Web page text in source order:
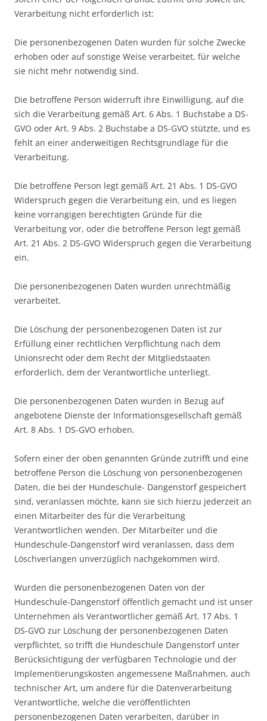
Verarbeitung nicht erforderlich ist:
Die personenbezogenen Daten wurden für solche Zwecke
erhoben oder auf sonstige Weise verarbeitet, für welche
sie nicht mehr notwendig sind.
Die betroffene Person widerruft ihre Einwilligung, auf die
sich die Verarbeitung gemäß Art. 6 Abs. 1 Buchstabe a DS-
GVO oder Art. 9 Abs. 2 Buchstabe a DS-GVO stützte, und es
fehlt an einer anderweitigen Rechtsgrundlage für die
Verarbeitung.
Die betroffene Person legt gemäß Art. 21 Abs. 1 DS-GVO
Widerspruch gegen die Verarbeitung ein, und es liegen
keine vorrangigen berechtigten Gründe für die
Verarbeitung vor, oder die betroffene Person legt gemäß
Art. 21 Abs. 2 DS-GVO Widerspruch gegen die Verarbeitung
ein.
Die personenbezogenen Daten wurden unrechtmäßig
verarbeitet.
Die Löschung der personenbezogenen Daten ist zur
Erfüllung einer rechtlichen Verpflichtung nach dem
Unionsrecht oder dem Recht der Mitgliedstaaten
erforderlich, dem der Verantwortliche unterliegt.
Die personenbezogenen Daten wurden in Bezug auf
angebotene Dienste der Informationsgesellschaft gemäß
Art. 8 Abs. 1 DS-GVO erhoben.
Sofern einer der oben genannten Gründe zutrifft und eine
betroffene Person die Löschung von personenbezogenen
Daten, die bei der Hundeschule- Dangenstorf gespeichert
sind, veranlassen möchte, kann sie sich hierzu jederzeit an
einen Mitarbeiter des für die Verarbeitung
Verantwortlichen wenden. Der Mitarbeiter und die
Hundeschule-Dangenstorf wird veranlassen, dass dem
Löschverlangen unverzüglich nachgekommen wird.
Wurden die personenbezogenen Daten von der
Hundeschule-Dangenstorf öffentlich gemacht und ist unser
Unternehmen als Verantwortlicher gemäß Art. 17 Abs. 1
DS-GVO zur Löschung der personenbezogenen Daten
verpflichtet, so trifft die Hundeschule Dangenstorf unter
Berücksichtigung der verfügbaren Technologie und der
Implementierungskosten angemessene Maßnahmen, auch
technischer Art, um andere für die Datenverarbeitung
Verantwortliche, welche die veröffentlichten
personenbezogenen Daten verarbeiten, darüber in